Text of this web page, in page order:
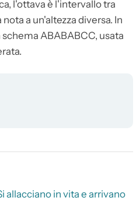
l'ottava è l'intervallo tra
a un'altezza diversa. In
ABABABCC, usata
allacciano in vita e arrivano